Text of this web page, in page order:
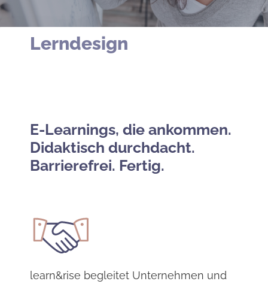
Lerndesign
E-Learnings, die ankommen.
Didaktisch durchdacht.
Barrierefrei. Fertig.
learn&rise begleitet Unternehmen und